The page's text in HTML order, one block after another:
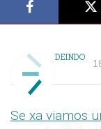
DEINDO
Se xa viamos